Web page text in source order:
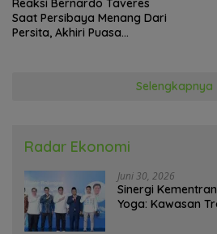
Reaksi Bernardo Taveres
Saat Persibaya Menang Dari
Persita, Akhiri Puasa
Selengkapnya
Radar Ekonomi
Juni 30, 2026
Sinergi
Yoga: Kawasan